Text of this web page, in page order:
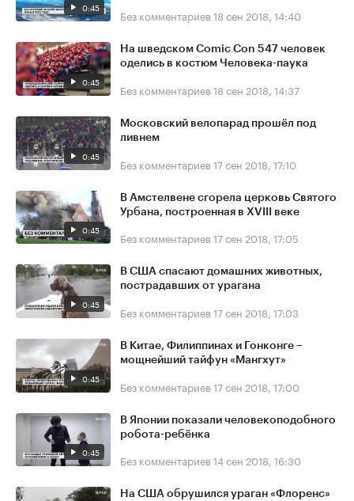
0:45 Без комментариев 18 сен 2018, 14:40
0:45
На шведском Comic Con 547 человек
оделись в костюм Человека-паука
Без комментариев 18 сен 2018, 14:37
0:45
Московский велопарад прошёл под
ливнем
Без комментариев 17 сен 2018, 17:10
0:45
В Амстелвене сгорела церковь Святого
Урбана, построенная в XVIII веке
Без комментариев 17 сен 2018, 17:05
0:45
В США спасают домашних животных,
пострадавших от урагана
Без комментариев 17 сен 2018, 17:03
0:45
В Китае, Филиппинах и Гонконге –
мощнейший тайфун «Мангхут»
Без комментариев 17 сен 2018, 17:00
0:45
В Японии показали человекоподобного
робота-ребёнка
Без комментариев 14 сен 2018, 16:30
На США обрушился ураган «Флоренс»